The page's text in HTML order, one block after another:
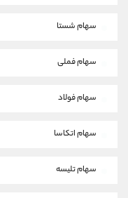
سهام شستا
سهام فملی
سهام فولاد
سهام اتکاسا
سهام تلیسه